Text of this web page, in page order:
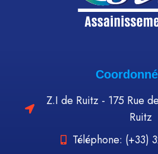
Z.I de Ruitz - 175 Rue
Ruitz
Téléphone: (+33)